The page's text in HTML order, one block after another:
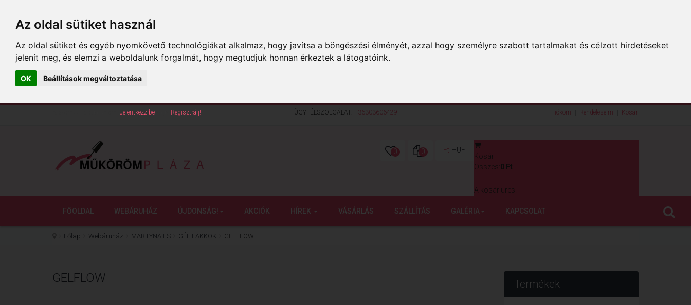
Az oldal sütiket használ
Az oldal sütiket és egyéb nyomkövető technológiákat alkalmaz, hogy javítsa a böngészési élményét, azzal hogy személyre szabott tartalmakat és célzott hirdetéseket
jelenít meg, és elemzi a weboldalunk forgalmát, hogy megtudjuk honnan érkeztek a látogatóink.
OK Beállítások megváltoztatása
Jelentkezz be Regisztrálj! ÜGYFÉLSZOLGÁLAT: +36303606429 Fiókom Rendeléseim Kosár
0 0 Ft HUF
Kosár
Összes: 0 Ft
A kosár üres!
FŐOLDAL WEBÁRUHÁZ ÚJDONSÁG! AKCIÓK HÍREK VÁSÁRLÁS SZÁLLÍTÁS GALÉRIA KAPCSOLAT
Főlap Webáruház MARILYNAILS GÉL LAKKOK GELFLOW
GELFLOW Termékek